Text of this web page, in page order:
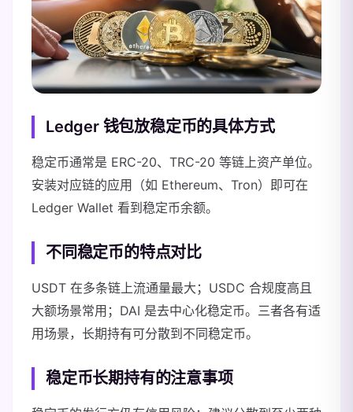
Ledger 钱包放稳定币的具体方式
稳定币通常是 ERC-20、TRC-20 等链上资产单位。
安装对应链的应用（如 Ethereum、Tron）即可在
Ledger Wallet 看到稳定币余额。
不同稳定币的特点对比
USDT 在多条链上流通量最大；USDC 合规度高且
大额场景常用；DAI 是去中心化稳定币。三者各有适
用场景，长期持有可分散到不同稳定币。
稳定币长期持有的注意事项